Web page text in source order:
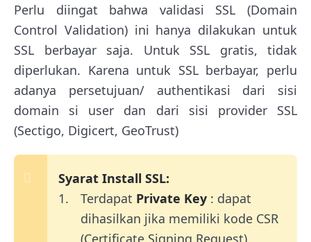
Perlu diingat bahwa validasi SSL (Domain
Control Validation) ini hanya dilakukan untuk
SSL berbayar saja. Untuk SSL gratis, tidak
diperlukan. Karena untuk SSL berbayar, perlu
adanya persetujuan/ authentikasi dari sisi
domain si user dan dari sisi provider SSL
(Sectigo, Digicert, GeoTrust)
Syarat Install SSL:
Terdapat Private Key : dapat
dihasilkan jika memiliki kode CSR
(Certificate Signing Request)